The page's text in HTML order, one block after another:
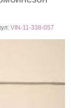
VIN-11-338-057